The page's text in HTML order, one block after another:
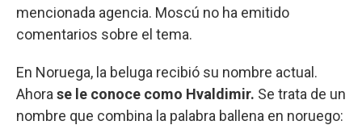
mencionada agencia. Moscú no ha emitido
comentarios sobre el tema.
En Noruega, la beluga recibió su nombre actual.
Ahora se le conoce como Hvaldimir. Se trata de un
nombre que combina la palabra ballena en noruego: